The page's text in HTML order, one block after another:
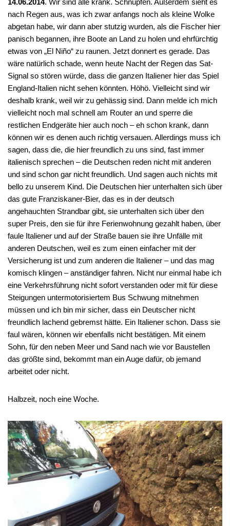
14.06.2014. Wir sind alle krank. Schnupfen. Außerdem sieht es
nach Regen aus, was ich zwar anfangs noch als kleine Wolke
abgetan habe, wir dann aber stutzig wurden, als die Fischer hier
panisch begannen, ihre Boote an Land zu holen und ehrfürchtig
etwas von „El Niño“ zu raunen. Jetzt donnert es gerade. Das
wäre natürlich schade, wenn heute Nacht der Regen das Sat-
Signal so stören würde, dass die ganzen Italiener hier das Spiel
England-Italien nicht sehen könnten. Höhö. Vielleicht sind wir
deshalb krank, weil wir zu gehässig sind. Dann melde ich mich
vielleicht noch mal schnell am Router an und sperre die
restlichen Endgeräte hier auch noch – eh schon krank, dann
können wir es denen auch richtig versauen. Allerdings muss ich
sagen, dass die, die hier freundlich zu uns sind, fast immer
italienisch sprechen – die Deutschen reden nicht mit anderen
und sind schon gar nicht freundlich. Und sagen auch nichts mit
bello zu unserem Kind. Die Deutschen hier unterhalten sich über
das gute Franziskaner-Bier, das es in der deutsch
angehauchten Strandbar gibt, sie unterhalten sich über den
super Preis, den sie für ihre Ferienwohnung gezahlt haben, über
faule Italiener und auf der Straße bauen sie ihre Unfälle mit
anderen Deutschen, weil es zum einen einfacher mit der
Versicherung ist und zum anderen die Italiener – und das mag
komisch klingen – anständiger fahren. Nicht nur einmal habe ich
eine Verkehrsführung nicht sofort verstanden oder mit für diese
Steigungen untermotorisiertem Bus Schwung mitnehmen
müssen und ich bin mir sicher, dass ein Deutscher nicht
freundlich lachend gebremst hätte. Ein Italiener schon. Dass sie
faul wären, können wir ebenfalls nicht bestätigen. Mit einem
Sohn, für den neben Meer und Sand nach wie vor Baustellen
das größte sind, bekommt man ein Auge dafür, ob jemand
arbeitet oder nicht.
Halbzeit, noch eine Woche.